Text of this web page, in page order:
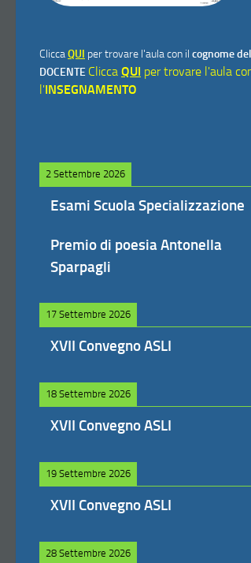
CliccaQUI per trovare l'aula con il cognome del
DOCENTE Clicca QUI per trovare l'aula
l'INSEGNAMENTO
2 Settembre 2026
Esami Scuola Specializzazione
Premio di poesia Antonella
Sparpagli
17 Settembre 2026
XVII Convegno ASLI
18 Settembre 2026
XVII Convegno ASLI
19 Settembre 2026
XVII Convegno ASLI
28 Settembre 2026